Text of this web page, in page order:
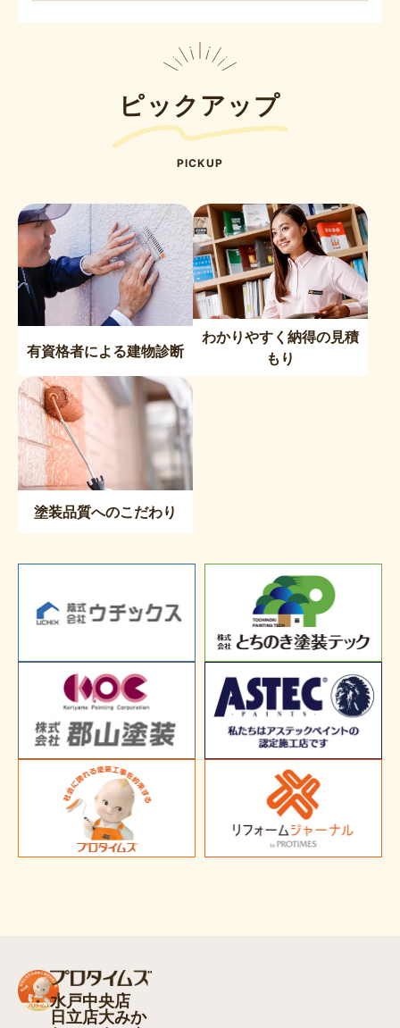
ピックアップ
PICKUP
有資格者による建物診断
わかりやすく納得の見積
もり
塗装品質へのこだわり
水戸中央店
日立店大みか